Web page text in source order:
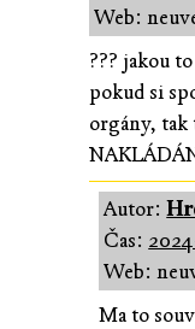
Web:
??? jakou
pokud si
orgány,
Autor:
Čas:
Web:
Ma to